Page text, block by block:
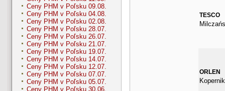
Ceny PHM v Poľsku 09.08.
Ceny PHM v Poľsku 04.08.
Ceny PHM v Poľsku 02.08.
Ceny PHM v Poľsku 28.07.
Ceny PHM v Poľsku 26.07.
Ceny PHM v Poľsku 21.07.
Ceny PHM v Poľsku 19.07.
Ceny PHM v Poľsku 14.07.
Ceny PHM v Poľsku 12.07.
Ceny PHM v Poľsku 07.07.
Ceny PHM v Poľsku 05.07.
Ceny PHM v Poľsku 30.06.
TESCO
ORLEN